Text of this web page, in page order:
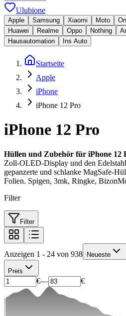
Ulubione
Apple Samsung Xiaomi Moto
Huawei
Realme Oppo Nothing
Hausautomation
Ins Auto
Startseite
Apple
iPhone
iPhone 12 Pro
iPhone 12 Pro
Hüllen und Zubehör für iPhone 12
Zoll-OLED-Display und den
gepanzerte und schlanke MagSafe-
Folien. Spigen, 3mk, Ringke,
Filter
Filter
Anzeigen 1 - 24 von 938 Neueste
Preis
€— €